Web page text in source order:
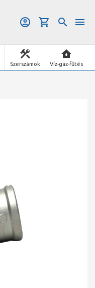
Szerszámok Víz-gáz-fűtés